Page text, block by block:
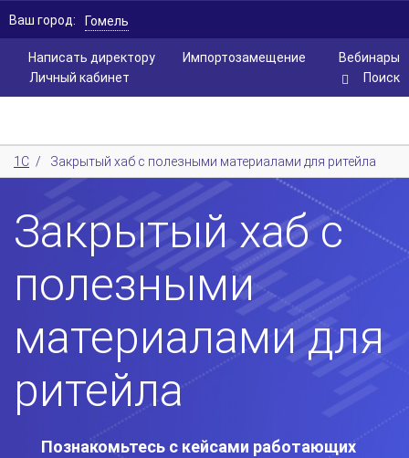
Написать директору Вебинары
Импортозамещение
Личный кабинет
Ваш город: Гомель
Поиск
1С / Закрытый хаб с полезными материалами для ритейла
Закрытый хаб с
полезными
материалами для
ритейла
Познакомьтесь с кейсами работающих